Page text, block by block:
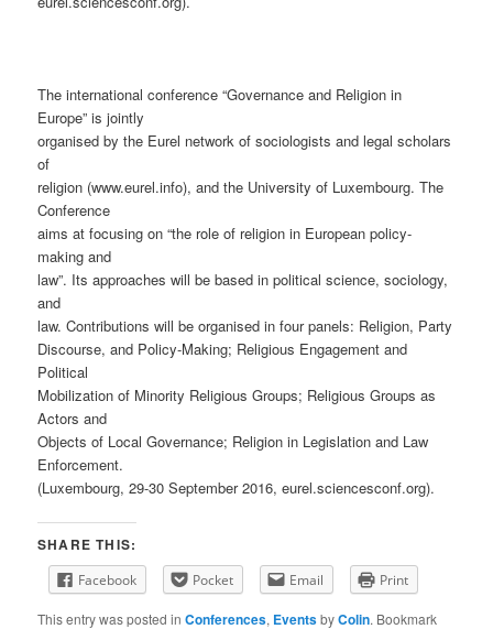
The international conference “Governance and Religion in
Europe” is jointly
organised by the Eurel network of sociologists and legal scholars
of
religion (www.eurel.info), and the University of Luxembourg. The
Conference
aims at focusing on “the role of religion in European policy-
making and
law”. Its approaches will be based in political science, sociology,
and
law. Contributions will be organised in four panels: Religion, Party
Discourse, and Policy-Making; Religious Engagement and
Political
Mobilization of Minority Religious Groups; Religious Groups as
Actors and
Objects of Local Governance; Religion in Legislation and Law
Enforcement.
(Luxembourg, 29-30 September 2016, eurel.sciencesconf.org).
SHARE THIS:
Facebook Pocket Email Print
This entry was posted inConferences, EventsbyColin. Bookmark